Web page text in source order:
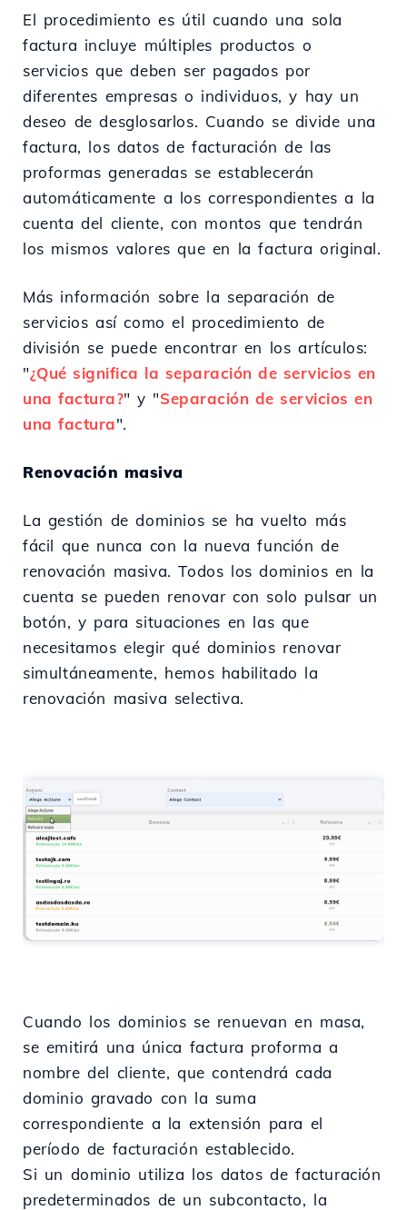
El procedimiento es útil cuando una sola
factura incluye múltiples productos o
servicios que deben ser pagados por
diferentes empresas o individuos, y hay un
deseo de desglosarlos. Cuando se divide una
factura, los datos de facturación de las
proformas generadas se establecerán
automáticamente a los correspondientes a la
cuenta del cliente, con montos que tendrán
los mismos valores que en la factura original.
Más información sobre la separación de
servicios así como el procedimiento de
división se puede encontrar en los artículos:
"¿Qué significa la separación de servicios en
una factura?" y "Separación de servicios en
una factura".
Renovación masiva
La gestión de dominios se ha vuelto más
fácil que nunca con la nueva función de
renovación masiva. Todos los dominios en la
cuenta se pueden renovar con solo pulsar un
botón, y para situaciones en las que
necesitamos elegir qué dominios renovar
simultáneamente, hemos habilitado la
renovación masiva selectiva.
Cuando los dominios se renuevan en masa,
se emitirá una única factura proforma a
nombre del cliente, que contendrá cada
dominio gravado con la suma
correspondiente a la extensión para el
período de facturación establecido.
Si un dominio utiliza los datos de facturación
predeterminados de un subcontacto, la